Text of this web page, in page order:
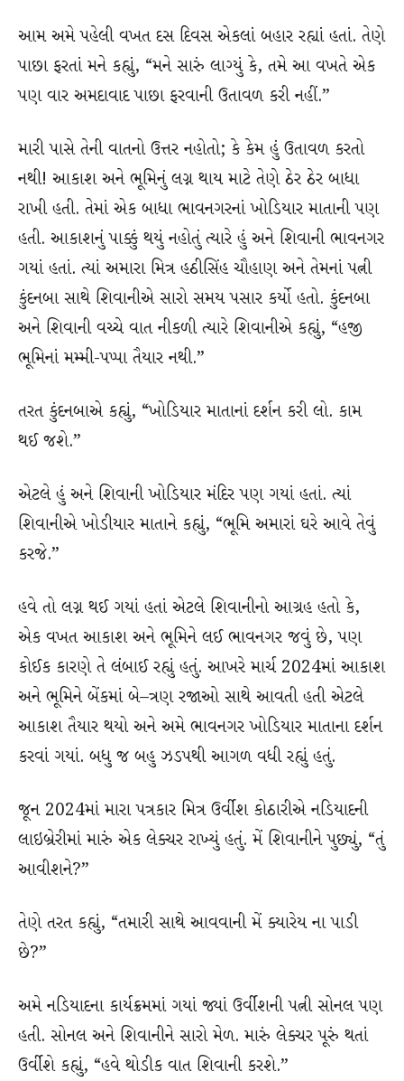
આમ અમે પહેલી વખત દસ દિવસ એકલાં બહાર રહ્યાં હતાં. તેણે
પાછા ફરતાં મને કહ્યું, “મને સારું લાગ્યું કે, તમે આ વખતે એક
પણ વાર અમદાવાદ પાછા ફરવાની ઉતાવળ કરી નહીં.”
મારી પાસે તેની વાતનો ઉત્તર નહોતો; કે કેમ હું ઉતાવળ કરતો
નથી! આકાશ અને ભૂમિનું લગ્ન થાય માટે તેણે ઠેર ઠેર બાધા
રાખી હતી. તેમાં એક બાધા ભાવનગરનાં ખોડિયાર માતાની પણ
હતી. આકાશનું પાક્કું થયું નહોતું ત્યારે હું અને શિવાની ભાવનગર
ગયાં હતાં. ત્યાં અમારા મિત્ર હઠીસિંહ ચૌહાણ અને તેમનાં પત્ની
કુંદનબા સાથે શિવાનીએ સારો સમય પસાર કર્યો હતો. કુંદનબા
અને શિવાની વચ્ચે વાત નીકળી ત્યારે શિવાનીએ કહ્યું, “હજી
ભૂમિનાં મમ્મી-પપ્પા તૈયાર નથી.”
તરત કુંદનબાએ કહ્યું, “ખોડિયાર માતાનાં દર્શન કરી લો. કામ
થઈ જશે.”
એટલે હું અને શિવાની ખોડિયાર મંદિર પણ ગયાં હતાં. ત્યાં
શિવાનીએ ખોડીયાર માતાને કહ્યું, “ભૂમિ અમારાં ઘરે આવે તેવું
કરજે.”
હવે તો લગ્ન થઈ ગયાં હતાં એટલે શિવાનીનો આગ્રહ હતો કે,
એક વખત આકાશ અને ભૂમિને લઈ ભાવનગર જવું છે, પણ
કોઈક કારણે તે લંબાઈ રહ્યું હતું. આખરે માર્ચ 2024માં આકાશ
અને ભૂમિને બેંકમાં બે–ત્રણ રજાઓ સાથે આવતી હતી એટલે
આકાશ તૈયાર થયો અને અમે ભાવનગર ખોડિયાર માતાના દર્શન
કરવાં ગયાં. બધુ જ બહુ ઝડપથી આગળ વધી રહ્યું હતું.
જૂન 2024માં મારા પત્રકાર મિત્ર ઉર્વીશ કોઠારીએ નડિયાદની
લાઇબ્રેરીમાં મારું એક લેક્ચર રાખ્યું હતું. મેં શિવાનીને પુછ્યું, “તું
આવીશને?”
તેણે તરત કહ્યું, “તમારી સાથે આવવાની મેં ક્યારેય ના પાડી
છે?”
અમે નડિયાદના કાર્યક્રમમાં ગયાં જ્યાં ઉર્વીશની પત્ની સોનલ પણ
હતી. સોનલ અને શિવાનીને સારો મેળ. મારું લેક્ચર પૂરું થતાં
ઉર્વીશે કહ્યું, “હવે થોડીક વાત શિવાની કરશે.”